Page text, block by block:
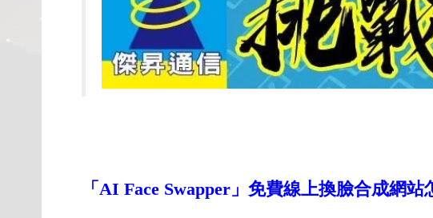
「 AI Face Swapper 」免費線上換臉合成網站